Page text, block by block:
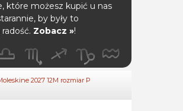
które możesz kupić u nas
by były to
Zobacz »!
2027 12M rozmiar P